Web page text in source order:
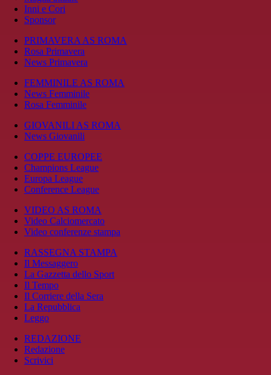
Inni e Cori
Sponsor
PRIMAVERA AS ROMA
Rosa Primavera
News Primavera
FEMMINILE AS ROMA
News Femminile
Rosa Femminile
GIOVANILI AS ROMA
News Giovanili
COPPE EUROPEE
Champions League
Europa League
Conference League
VIDEO AS ROMA
Video Calciomercato
Video conferenze stampa
RASSEGNA STAMPA
Il Messaggero
La Gazzetta dello Sport
Il Tempo
Il Corriere della Sera
La Repubblica
Leggo
REDAZIONE
Redazione
Scrivici